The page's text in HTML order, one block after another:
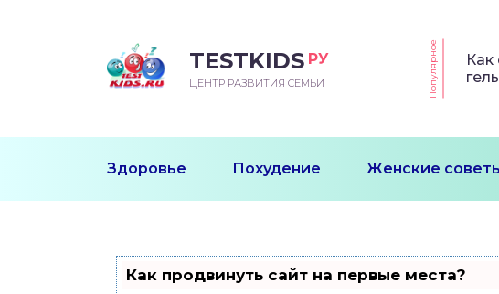
TESTKIDS РУ
ЦЕНТР РАЗВИТИЯ СЕМЬИ Популярное
Как
Здоровье Похудение Женские
Как продвинуть сайт на первые места?
МЕСЯЦ
УЧИТСЯ
ПОСЛЕ ГОДА
К ШКОЛЕ
ДОШКОЛЬНИКА
ШКОЛА
ШКОЛЬНИКА
ШКОЛЬНИКА